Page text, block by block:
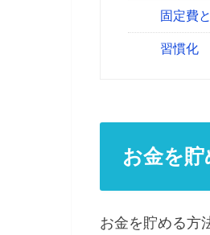
固定費
習慣化
お金を
お金を貯める方